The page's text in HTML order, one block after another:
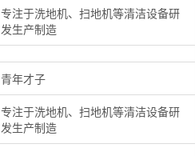
专注于洗地机、扫地机等清洁设备研
发生产制造
青年才子
专注于洗地机、扫地机等清洁设备研
发生产制造